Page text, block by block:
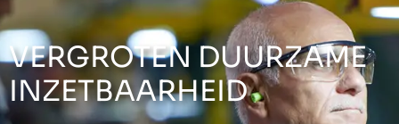
VERGROTEN DUURZAME
INZETBAARHEID